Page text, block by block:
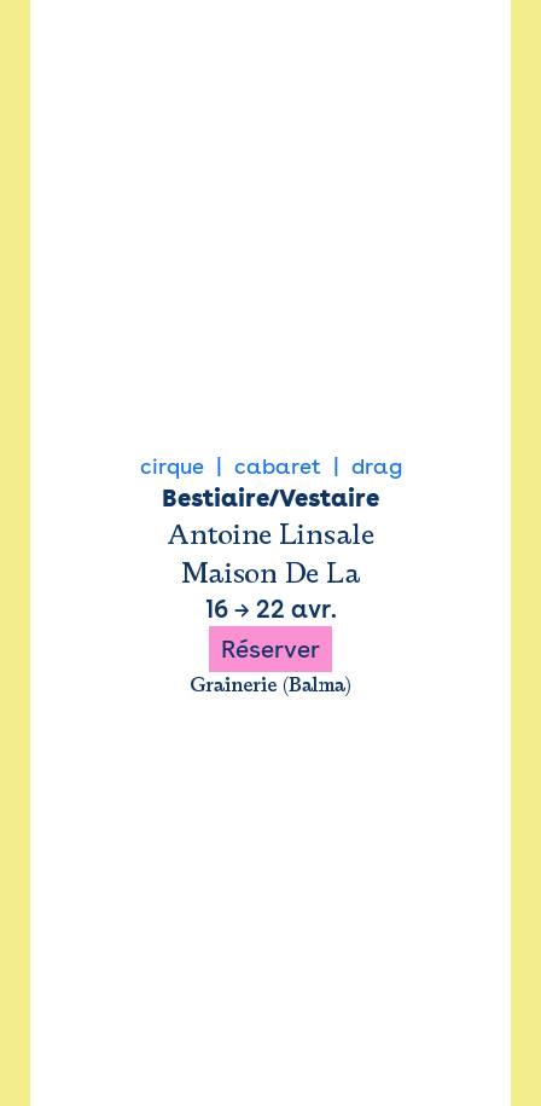
cirque cabaret drag
Bestiaire/Vestaire
Antoine Linsale
Maison De La
16→ 22 avr.
Réserver
Grainerie (Balma)